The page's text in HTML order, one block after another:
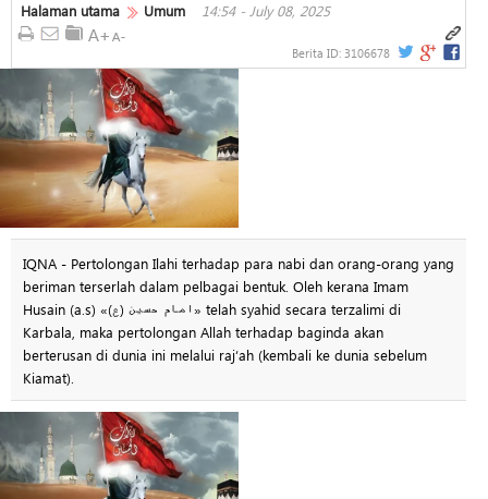
Halaman utama Umum 14:54 - July 08, 2025
Berita ID: 3106678
IQNA - Pertolongan Ilahi terhadap para nabi dan orang-orang yang
beriman terserlah dalam pelbagai bentuk. Oleh kerana Imam
Husain (a.s) «امام حسین (ع)» telah syahid secara terzalimi di
Karbala, maka pertolongan Allah terhadap baginda akan
berterusan di dunia ini melalui raj‘ah (kembali ke dunia sebelum
Kiamat).